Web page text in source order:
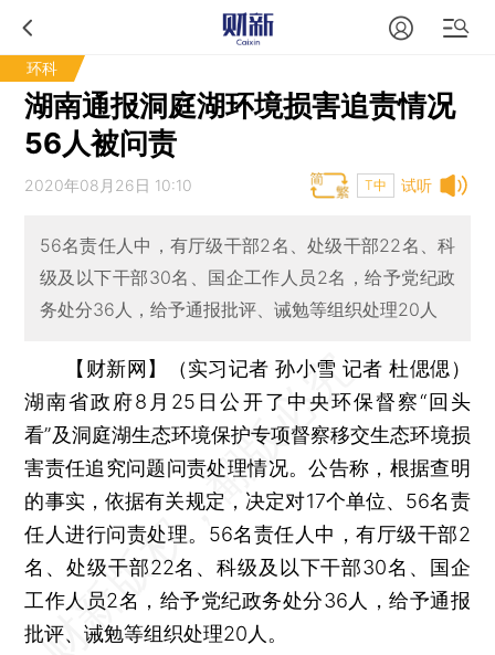
环科
湖南通报洞庭湖环境损害追责情况
56人被问责
试听
2020年08月26日 10:10 T中
56名责任人中，有厅级干部2名、处级干部22名、科
级及以下干部30名、国企工作人员2名，给予党纪政
务处分36人，给予通报批评、诫勉等组织处理20人
【财新网】（实习记者 孙小雪 记者 杜偲偲）
湖南省政府8月25日公开了中央环保督察“回头
看”及洞庭湖生态环境保护专项督察移交生态环境损
害责任追究问题问责处理情况。公告称，根据查明
的事实，依据有关规定，决定对17个单位、56名责
任人进行问责处理。56名责任人中，有厅级干部2
名、处级干部22名、科级及以下干部30名、国企
工作人员2名，给予党纪政务处分36人，给予通报
批评、诫勉等组织处理20人。